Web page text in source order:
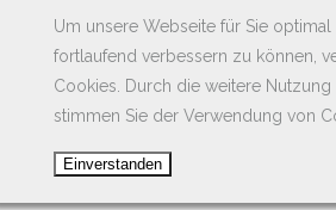
Um unsere Webseite für Sie
fortlaufend verbessern zu können,
Cookies. Durch die weitere
stimmen Sie der Verwendung von